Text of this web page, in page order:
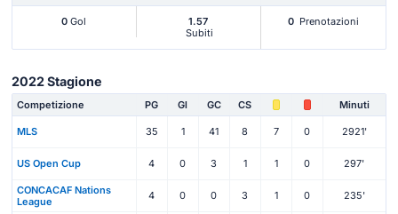
0 Gol
1.57
Subiti
0 Prenotazioni
2022 Stagione
Competizione PG Gl GC CS Minuti
MLS 35 1 41 8 7 0 2921'
US Open Cup 4 0 3 1 1 0 297'
CONCACAF Nations
League
4 0 0 3 1 0 235'